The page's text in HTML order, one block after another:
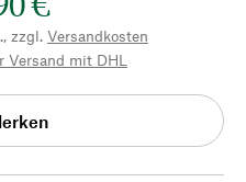
zzgl. Versandkosten
Versand mit DHL